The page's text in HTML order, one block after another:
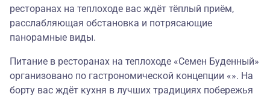
ресторанах на теплоходе вас ждёт тёплый приём,
расслабляющая обстановка и потрясающие
панорамные виды.
Питание в ресторанах на теплоходе «Семен Буденный»
организовано по гастрономической концепции «». На
борту вас ждёт кухня в лучших традициях побережья